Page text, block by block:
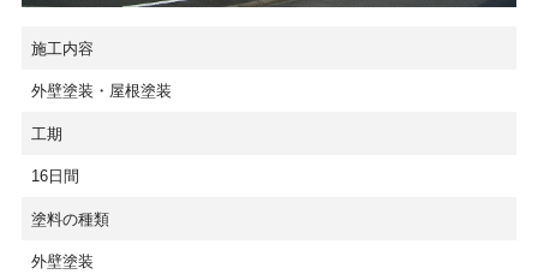
施工内容
外壁塗装・屋根塗装
工期
16日間
塗料の種類
外壁塗装